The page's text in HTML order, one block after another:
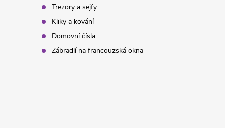
Trezory a sejfy
Kliky a kování
Domovní čísla
Zábradlí na francouzská okna